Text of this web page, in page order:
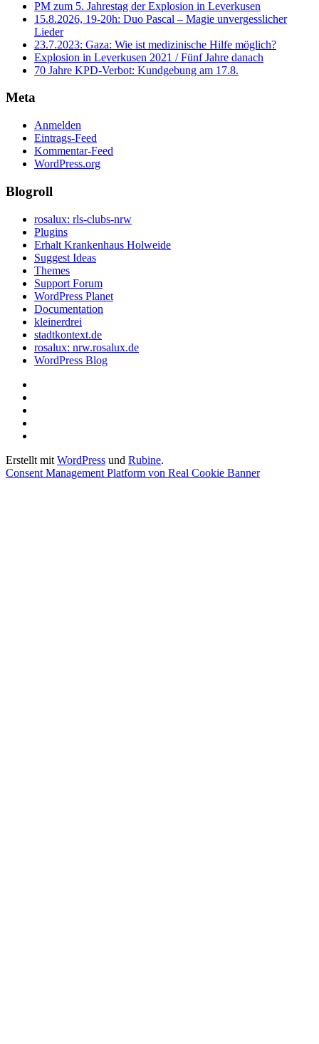
PM zum 5. Jahrestag der Explosion in Leverkusen
15.8.2026, 19-20h: Duo Pascal – Magie unvergesslicher
Lieder
23.7.2023: Gaza: Wie ist medizinische Hilfe möglich?
Explosion in Leverkusen 2021 / Fünf Jahre danach
70 Jahre KPD‑Verbot: Kundgebung am 17.8.
Meta
Anmelden
Eintrags-Feed
Kommentar-Feed
WordPress.org
Blogroll
rosalux: rls-clubs-nrw
Plugins
Erhalt Krankenhaus Holweide
Suggest Ideas
Themes
Support Forum
WordPress Planet
Documentation
kleinerdrei
stadtkontext.de
rosalux: nrw.rosalux.de
WordPress Blog
Einstellungen
Erstellt mit WordPress und Rubine.
Consent Management Platform von Real Cookie Banner